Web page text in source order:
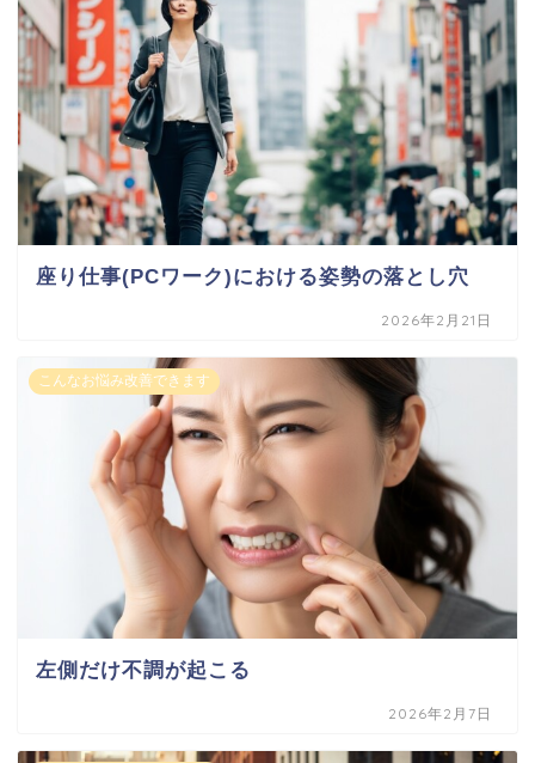
座り仕事(PCワーク)における姿勢の落とし穴
2026年2月21日
こんなお悩み改善できます
左側だけ不調が起こる
2026年2月7日